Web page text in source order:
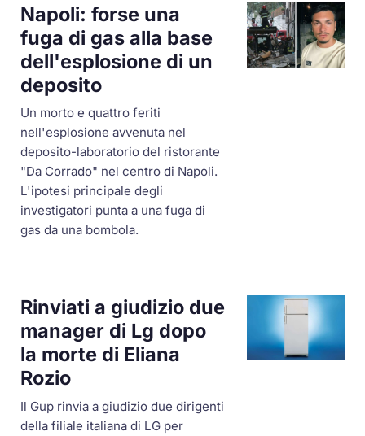
Napoli: forse una
fuga di gas alla base
dell'esplosione di un
deposito
Un morto e quattro feriti
nell'esplosione avvenuta nel
deposito-laboratorio del ristorante
"Da Corrado" nel centro di Napoli.
L'ipotesi principale degli
investigatori punta a una fuga di
gas da una bombola.
Rinviati a giudizio due
manager di Lg dopo
la morte di Eliana
Rozio
Il Gup rinvia a giudizio due dirigenti
della filiale italiana di LG per